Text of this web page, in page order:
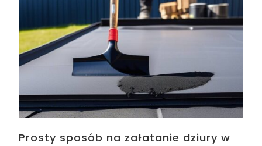
Prosty sposób na załatanie dziury w